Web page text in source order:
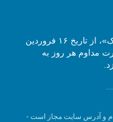
مجله آنلاین موسیقی «گفتگوی هارمونیک»، از تاریخ ۱۶ فروردین
مداوم هر روز به
نام و آدرس سایت مجاز است -